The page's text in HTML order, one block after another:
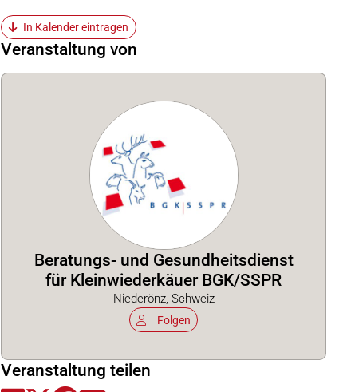
In Kalender eintragen
Veranstaltung von
Beratungs- und Gesundheitsdienst
für Kleinwiederkäuer BGK/SSPR
Niederönz, Schweiz
Folgen
Veranstaltung teilen